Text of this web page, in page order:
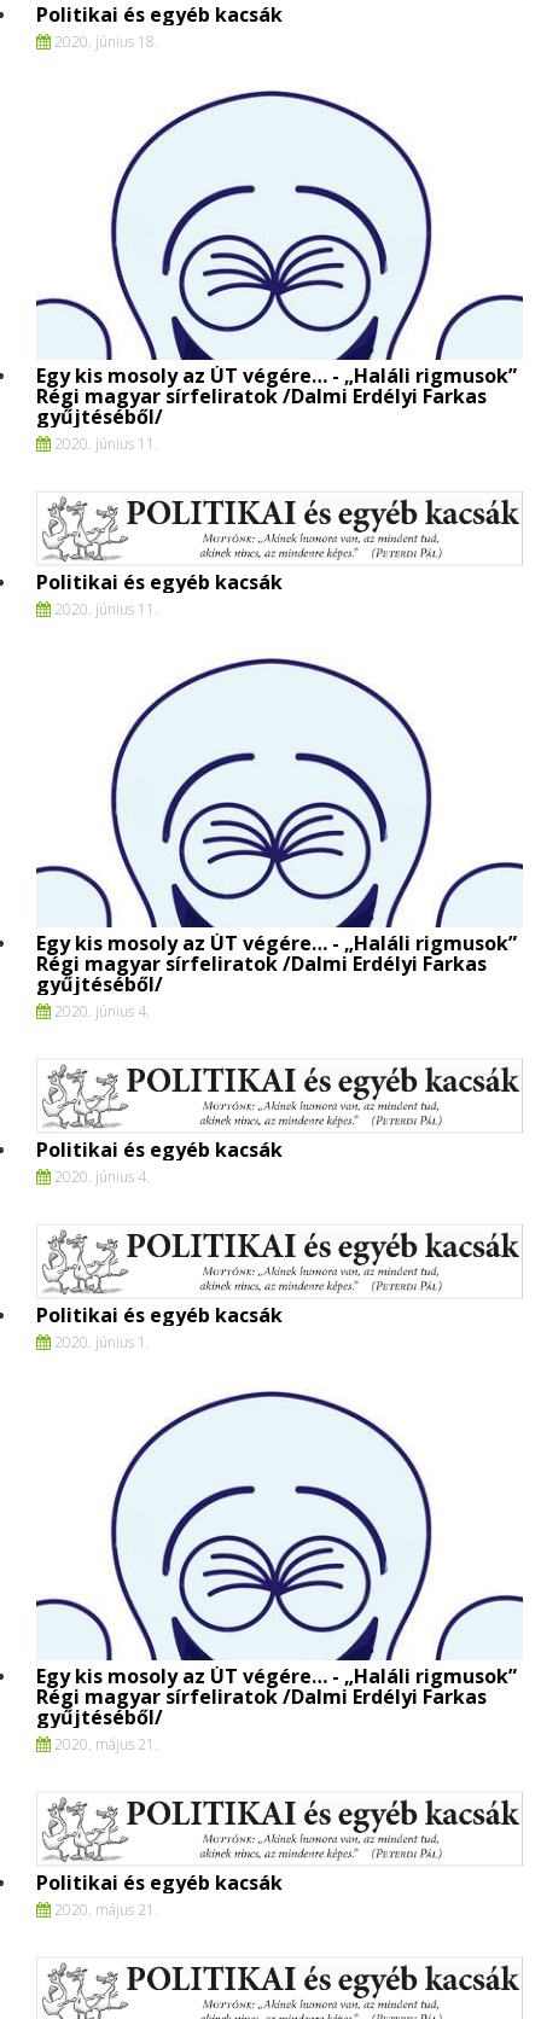
Politikai és egyéb kacsák
2020. június 18.
Egy kis mosoly az ÚT végére… - „Haláli rigmusok”
Régi magyar sírfeliratok /Dalmi Erdélyi Farkas
gyűjtéséből/
2020. június 11.
Politikai és egyéb kacsák
2020. június 11.
Egy kis mosoly az ÚT végére… - „Haláli rigmusok”
Régi magyar sírfeliratok /Dalmi Erdélyi Farkas
gyűjtéséből/
2020. június 4.
Politikai és egyéb kacsák
2020. június 4.
Politikai és egyéb kacsák
2020. június 1.
Egy kis mosoly az ÚT végére… - „Haláli rigmusok”
Régi magyar sírfeliratok /Dalmi Erdélyi Farkas
gyűjtéséből/
2020. május 21.
Politikai és egyéb kacsák
2020. május 21.